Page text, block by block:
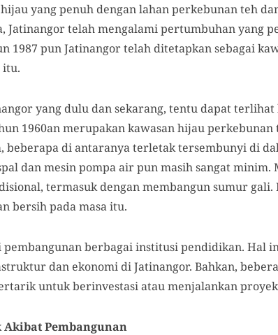
yang penuh dengan lahan perkebunan teh
Jatinangor telah mengalami pertumbuhan yang
1987 pun Jatinangor telah ditetapkan sebagai
itu.
yang dulu dan sekarang, tentu dapat
1960an merupakan kawasan hijau perkebunan
beberapa di antaranya terletak tersembunyi di
dan mesin pompa air pun masih sangat minim.
termasuk dengan membangun sumur
bersih pada masa itu.
berbagai institusi pendidikan. Hal
dan ekonomi di Jatinangor. Bahkan,
untuk berinvestasi atau menjalankan
Pembangunan